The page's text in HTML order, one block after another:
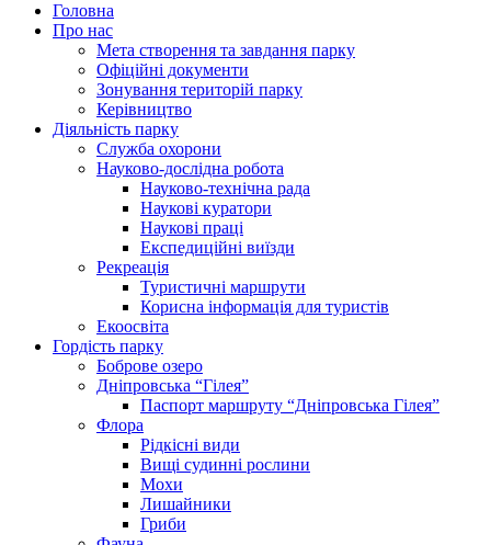
Головна
Про нас
Мета створення та завдання парку
Офіційні документи
Зонування територій парку
Керівництво
Діяльність парку
Служба охорони
Науково-дослідна робота
Науково-технічна рада
Наукові куратори
Наукові праці
Експедиційні виїзди
Рекреація
Туристичні маршрути
Корисна інформація для туристів
Екоосвіта
Гордість парку
Боброве озеро
Дніпровська “Гілея”
Паспорт маршруту “Дніпровська Гілея”
Флора
Рідкісні види
Вищі судинні рослини
Мохи
Лишайники
Гриби